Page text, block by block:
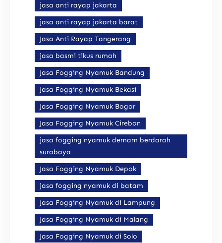
jasa anti rayap jakarta
jasa anti rayap jakarta barat
Jasa Anti Rayap Tangerang
jasa basmi tikus rumah
Jasa Fogging Nyamuk Bandung
Jasa Fogging Nyamuk Bekasi
Jasa Fogging Nyamuk Bogor
Jasa Fogging Nyamuk Cirebon
jasa fogging nyamuk demam berdarah
surabaya
Jasa Fogging Nyamuk Depok
jasa fogging nyamuk di batam
Jasa Fogging Nyamuk di Lampung
Jasa Fogging Nyamuk di Malang
Jasa Fogging Nyamuk di Solo